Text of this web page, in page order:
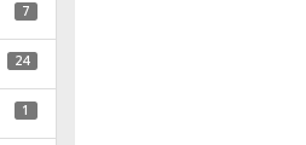
7
24
1